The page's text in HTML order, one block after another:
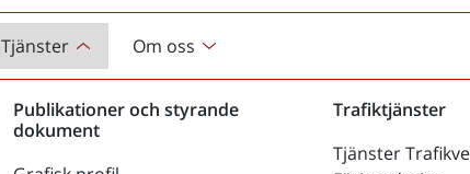
Tjänster Om oss
Publikationer och styrande
dokument
Trafiktjänster
Tjänster